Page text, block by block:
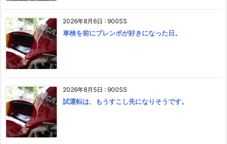
2026年8月6日 : 900SS
車検を前にブレンボが好きになった日。
2026年8月5日 : 900SS
試運転は、もうすこし先になりそうです。